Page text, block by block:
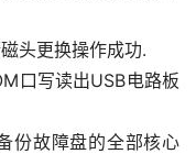
头更换操作成功.
口写读出USB电路板
份故障盘的全部核心